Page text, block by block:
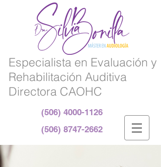
Especialista en Evaluación y
Rehabilitación Auditiva
Directora CAOHC
(506) 4000-1126
(506) 8747-2662